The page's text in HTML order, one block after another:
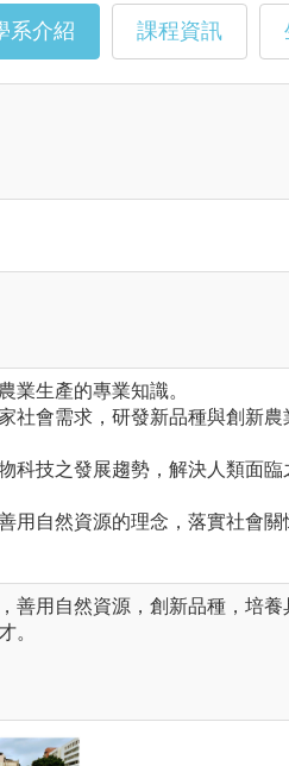
系介紹 課程資訊
業生產的專業知識。
社會需求，研發新品種與創新農
科技之發展趨勢，解決人類面臨
用自然資源的理念，落實社會關
善用自然資源，創新品種，培養
。